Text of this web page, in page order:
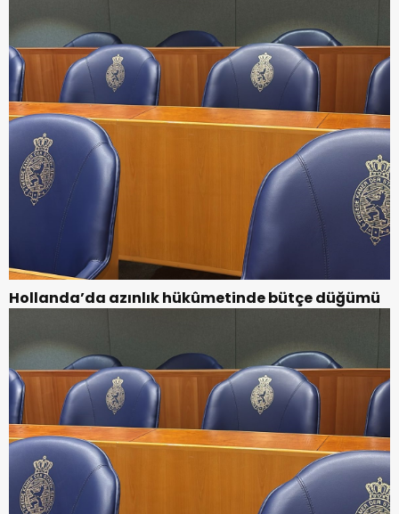
Hollanda’da azınlık hükûmetinde bütçe düğümü